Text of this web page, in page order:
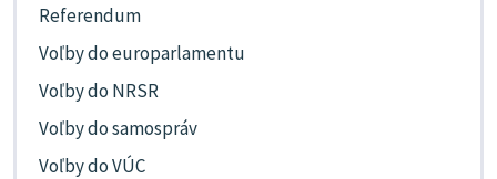
Referendum
Voľby do europarlamentu
Voľby do NRSR
Voľby do samospráv
Voľby do VÚC